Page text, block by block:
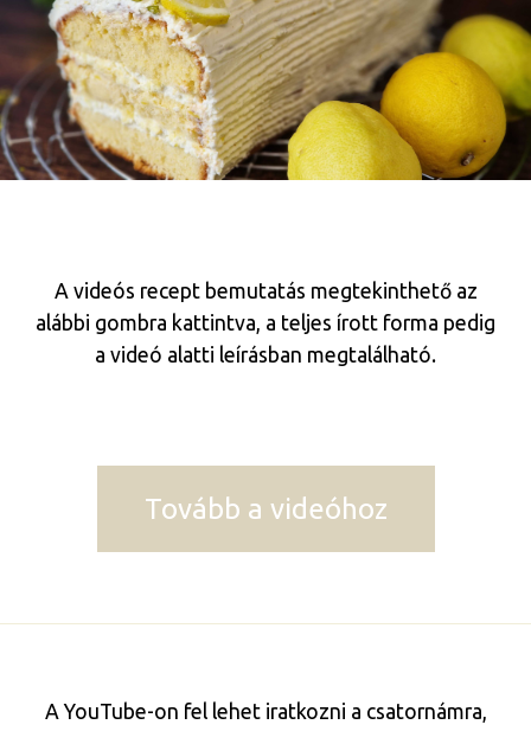
A videós recept bemutatás megtekinthető az
alábbi gombra kattintva, a teljes írott forma pedig
a videó alatti leírásban megtalálható.
Tovább a videóhoz
A YouTube-on fel lehet iratkozni a csatornámra,